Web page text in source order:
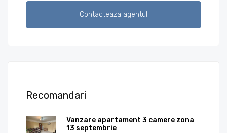
Recomandari
Vanzare apartament 3 camere zona
13 septembrie